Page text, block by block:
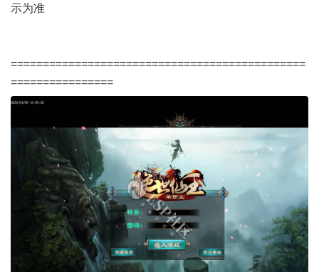
示为准
==============================================
================